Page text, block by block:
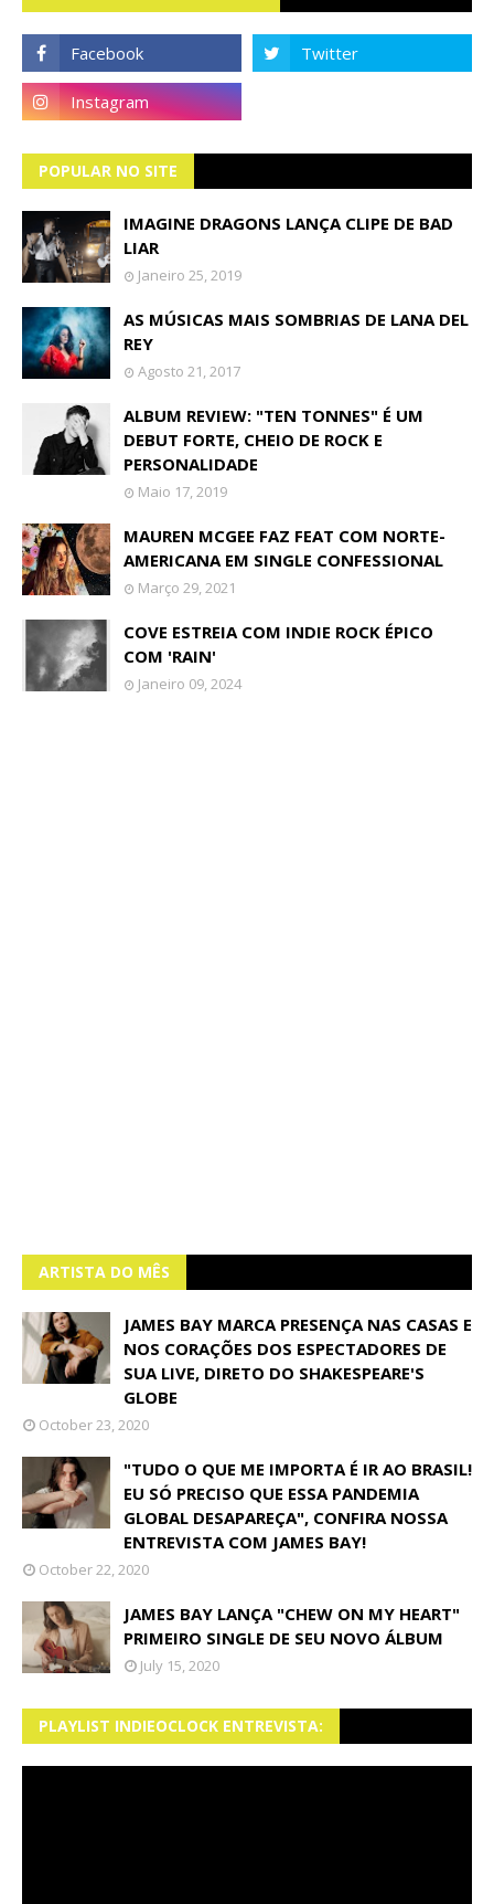
POPULAR NO SITE
IMAGINE DRAGONS LANÇA CLIPE DE BAD
LIAR
Janeiro 25, 2019
AS MÚSICAS MAIS SOMBRIAS DE LANA DEL
REY
Agosto 21, 2017
ALBUM REVIEW: "TEN TONNES" É UM
DEBUT FORTE, CHEIO DE ROCK E
PERSONALIDADE
Maio 17, 2019
MAUREN MCGEE FAZ FEAT COM NORTE-
AMERICANA EM SINGLE CONFESSIONAL
Março 29, 2021
COVE ESTREIA COM INDIE ROCK ÉPICO
COM 'RAIN'
Janeiro 09, 2024
ARTISTA DO MÊS
JAMES BAY MARCA PRESENÇA NAS CASAS E
NOS CORAÇÕES DOS ESPECTADORES DE
SUA LIVE, DIRETO DO SHAKESPEARE'S
GLOBE
October 23, 2020
"TUDO O QUE ME IMPORTA É IR AO BRASIL!
EU SÓ PRECISO QUE ESSA PANDEMIA
GLOBAL DESAPAREÇA", CONFIRA NOSSA
ENTREVISTA COM JAMES BAY!
October 22, 2020
JAMES BAY LANÇA "CHEW ON MY HEART"
PRIMEIRO SINGLE DE SEU NOVO ÁLBUM
July 15, 2020
PLAYLIST INDIEOCLOCK ENTREVISTA: